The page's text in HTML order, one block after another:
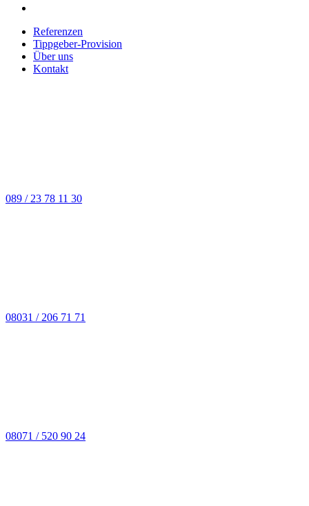
Referenzen
Tippgeber-Provision
Über uns
Kontakt
089 / 23 78 11 30
08031 / 206 71 71
08071 / 520 90 24